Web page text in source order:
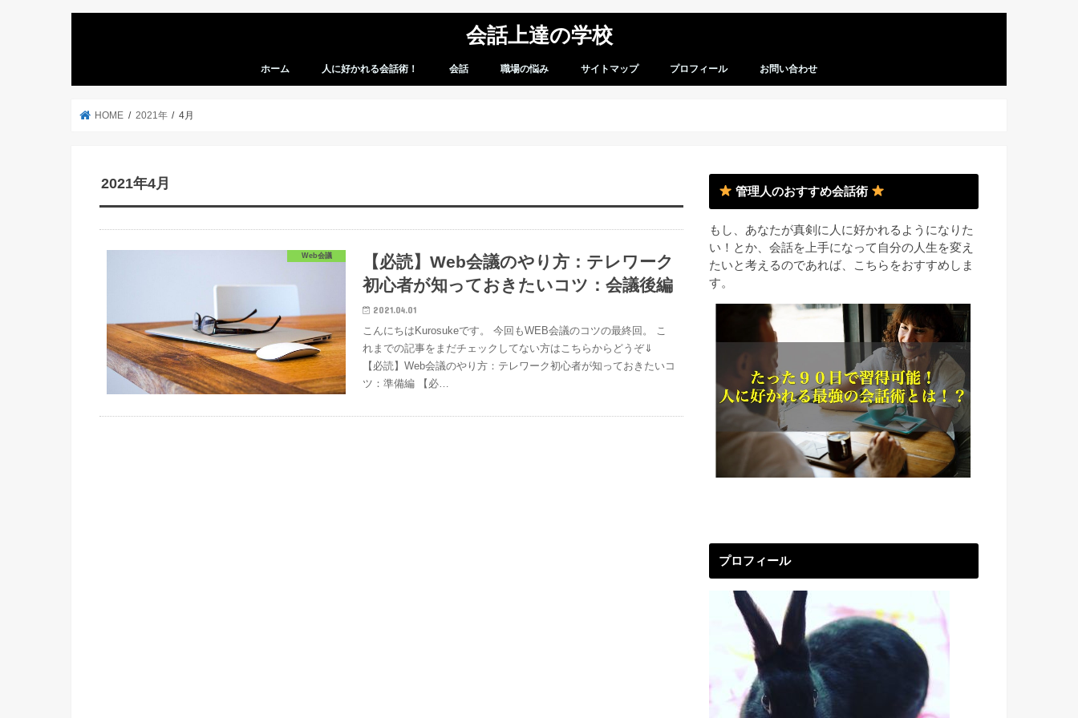
会話上達の学校
ホーム 人に好かれる会話術！ 会話 職場の悩み サイトマップ プロフィール お問い合わせ
HOME 2021年 4月
2021年4月
Web会議
【必読】Web会議のやり方：テレワーク
初心者が知っておきたいコツ：会議後編
2021.04.01
こんにちはKurosukeです。 今回もWEB会議のコツの最終回。 こ
れまでの記事をまだチェックしてない方はこちらからどうぞ⇓
【必読】Web会議のやり方：テレワーク初心者が知っておきたいコ
ツ：準備編 【必…
管理人のおすすめ会話術
もし、あなたが真剣に人に好かれるようになりた
い！とか、会話を上手になって自分の人生を変え
たいと考えるのであれば、こちらをおすすめしま
す。
プロフィール